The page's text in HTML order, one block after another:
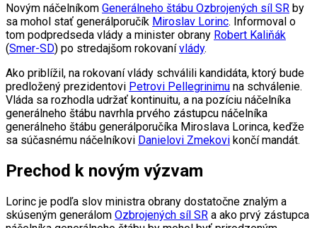
Novým náčelníkom Generálneho štábu Ozbrojených síl SR by
sa mohol stať generálporučík Miroslav Lorinc. Informoval o
tom podpredseda vlády a minister obrany Robert Kaliňák
(Smer-SD) po stredajšom rokovanívlády.
Ako priblížil, na rokovaní vlády schválili kandidáta, ktorý bude
predložený prezidentovi Petrovi Pellegrinimu na schválenie.
Vláda sa rozhodla udržať kontinuitu, a na pozíciu náčelníka
generálneho štábu navrhla prvého zástupcu náčelníka
generálneho štábu generálporučíka Miroslava Lorinca, keďže
sa súčasnému náčelníkovi Danielovi Zmekovi končí mandát.
Prechod k novým výzvam
Lorinc je podľa slov ministra obrany dostatočne znalým a
skúseným generálom Ozbrojených síl SR a ako prvý zástupca